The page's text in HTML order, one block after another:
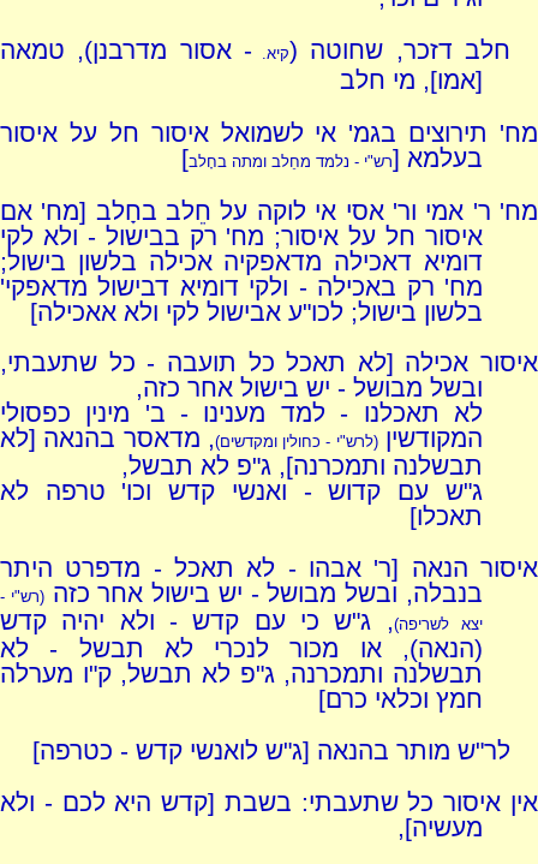
חלב דזכר, שחוטה (קיא. - אסור מדרבנן), טמאה
[אמו], מי חלב
מח' תירוצים בגמ' אי לשמואל איסור חל על איסור
בעלמא [רש"י - נלמד מחֵלב ומתה בחָלב]
מח' ר' אמי ור' אסי אי לוקה על חֵלב בחָלב [מח' אם
איסור חל על איסור; מח' רק בבישול - ולא לקי
דומיא דאכילה מדאפקיה אכילה בלשון בישול;
מח' רק באכילה - ולקי דומיא דבישול מדאפקי'
בלשון בישול; לכו"ע אבישול לקי ולא אאכילה]
איסור אכילה [לא תאכל כל תועבה - כל שתעבתי,
ובשל מבושל - יש בישול אחר כזה,
לא תאכלנו - למד מענינו - ב' מינין כפסולי
המקודשין(לרש"י - כחולין ומקדשים), מדאסר בהנאה [לא
תבשלנה ותמכרנה], ג"פ לא תבשל,
ג"ש עם קדוש - ואנשי קדש וכו' טרפה לא
תאכלו]
איסור הנאה [ר' אבהו - לא תאכל - מדפרט היתר
בנבלה, ובשל מבושל - יש בישול אחר כזה(רש"י -
יצא לשריפה), ג"ש כי עם קדש - ולא יהיה קדש
(הנאה), או מכור לנכרי לא תבשל - לא
תבשלנה ותמכרנה, ג"פ לא תבשל, ק"ו מערלה
חמץ וכלאי כרם]
לר"ש מותר בהנאה [ג"ש לואנשי קדש - כטרפה]
אין איסור כל שתעבתי: בשבת [קדש היא לכם - ולא
מעשיה],